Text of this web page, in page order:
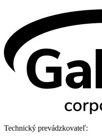
Technický prevádzkovateľ: